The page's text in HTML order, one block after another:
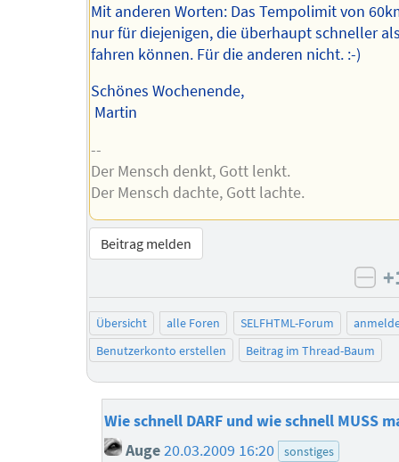
Mit anderen Worten: Das Tempolimit von
nur für diejenigen, die überhaupt schneller
fahren können. Für die anderen nicht. :-)
Schönes Wochenende,
Martin
--
Der Mensch denkt, Gott lenkt.
Der Mensch dachte, Gott lachte.
Beitrag melden
Übersicht alle Foren SELFHTML-Forum
Benutzerkonto erstellen
Beitrag im Thread-Baum
Wie schnell DARF und wie schnell MUSS
Auge20.03.2009 16:20 sonstiges